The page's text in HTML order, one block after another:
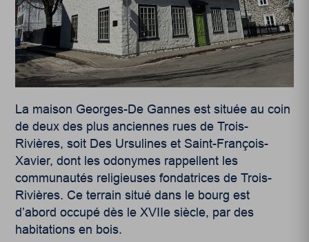
La maison Georges-De Gannes est située au coin
de deux des plus anciennes rues de Trois-
Rivières, soit Des Ursulines et Saint-François-
Xavier, dont les odonymes rappellent les
communautés religieuses fondatrices de Trois-
Rivières. Ce terrain situé dans le bourg est
d’abord occupé dès le XVIIe siècle, par des
habitations en bois.